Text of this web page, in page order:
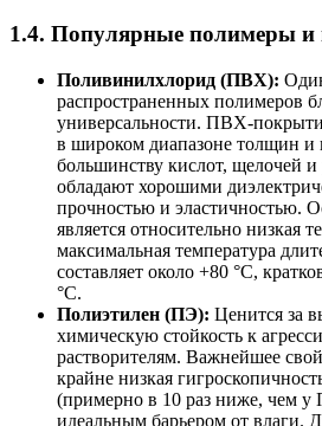
1.4. Популярные полимеры и
Поливинилхлорид (ПВХ):
распространенных полимеров
универсальности. ПВХ-
в широком диапазоне толщин и
большинству кислот, щелочей и
обладают хорошими
прочностью и эластичностью.
является относительно низкая
максимальная температура
составляет около +80 °С,
°С.
Полиэтилен (ПЭ): Ценится за
химическую стойкость к
растворителям. Важнейшее
крайне низкая
(примерно в 10 раз ниже, чем у
идеальным барьером от влаги.